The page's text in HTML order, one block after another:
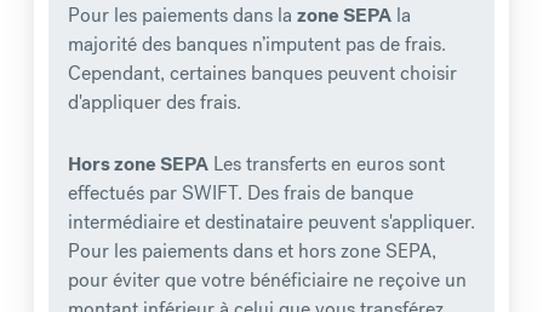
Pour les paiements dans la zone SEPA la
majorité des banques n’imputent pas de frais.
Cependant, certaines banques peuvent choisir
d'appliquer des frais.
Hors zone SEPA Les transferts en euros sont
effectués par SWIFT. Des frais de banque
intermédiaire et destinataire peuvent s'appliquer.
Pour les paiements dans et hors zone SEPA,
pour éviter que votre bénéficiaire ne reçoive un